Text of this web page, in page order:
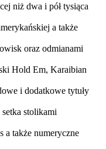
niż dwa i pół tysiąca
a także
oraz odmianami
Hold Em, Karaibian
i dodatkowe tytuły
stolikami
a także numeryczne